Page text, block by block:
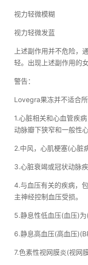
视力轻微模糊
视力轻微发蓝
上述副作用并不危险，
轻。出现上述副作用的
警告：
Lovegra果冻并不适合所
1.心脏相关和心血管疾
动脉瓣下狭窄和一般性
2.中风，心肌梗塞(心脏
3.心脏衰竭或冠状动脉
4.与血压有关的疾病，
主神经控制血压受损。
5.静息性低血压(血压)
6.静息高血压(高血压
7.色素性视网膜炎(视网